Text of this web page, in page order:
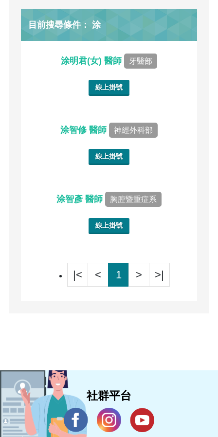
目前搜尋條件： 涂
涂明君(女) 醫師 牙醫部
線上掛號
涂智修 醫師 神經外科部
線上掛號
涂智彥 醫師 胸腔暨重症系
線上掛號
|< < 1 > >|
社群平台